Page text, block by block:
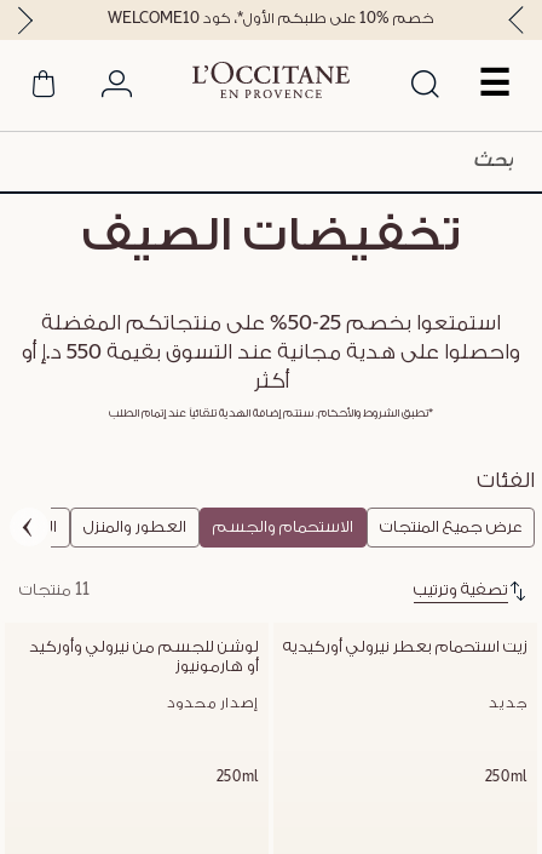
☰
خصم %10 على طلبكم الأول*، كود WELCOME10
تخفيضات الصيف
استمتعوا بخصم 25-50% على منتجاتكم المفضلة
واحصلوا على هدية مجانية عند التسوق بقيمة 550 د.إ أو
أكثر
*تطبق الشروط والأحكام. ستتم إضافة الهدية تلقائياً عند إتمام الطلب
الفئات
عرض جميع المنتجات الاستحمام والجسم العطور والمنزل العناية
تصفية وترتيب 11 منتجات
زيت استحمام بعطر نيرولي أوركيديه
جديد
250ml
أو هارمونيوز
إصدار محدود
250ml